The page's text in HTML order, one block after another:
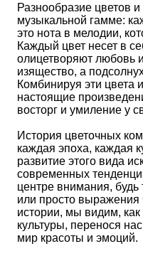
Разнообразие цветов
музыкальной гамме:
это нота в мелодии,
Каждый цвет несет в
олицетворяют любовь
изящество, а
Комбинируя эти цвета
настоящие
восторг и умиление у
История цветочных
каждая эпоха, каждая
развитие этого вида
современных
центре внимания,
или просто выражения
истории, мы видим,
культуры, перенося
мир красоты и эмоций.